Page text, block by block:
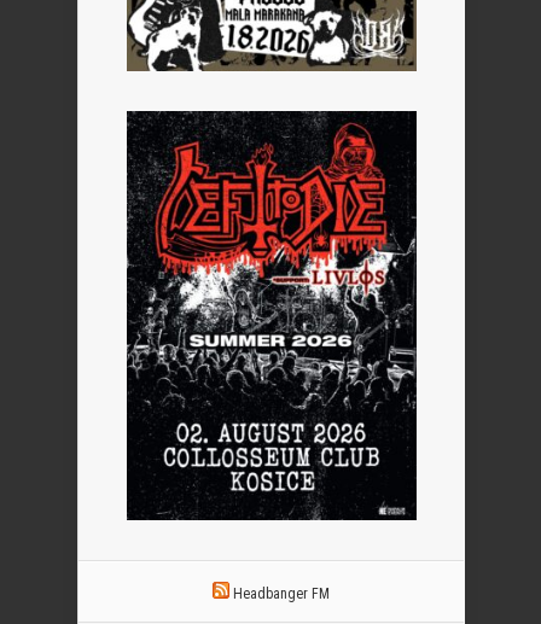
Headbanger FM